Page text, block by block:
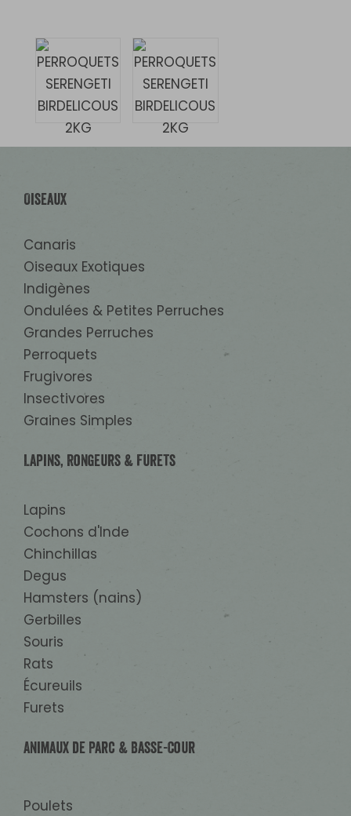
Oiseaux
Canaris
Oiseaux Exotiques
Indigènes
Ondulées & Petites Perruches
Grandes Perruches
Perroquets
Frugivores
Insectivores
Graines Simples
Lapins, Rongeurs & Furets
Lapins
Cochons d'Inde
Chinchillas
Degus
Hamsters (nains)
Gerbilles
Souris
Rats
Écureuils
Furets
Animaux de Parc & Basse-Cour
Poulets